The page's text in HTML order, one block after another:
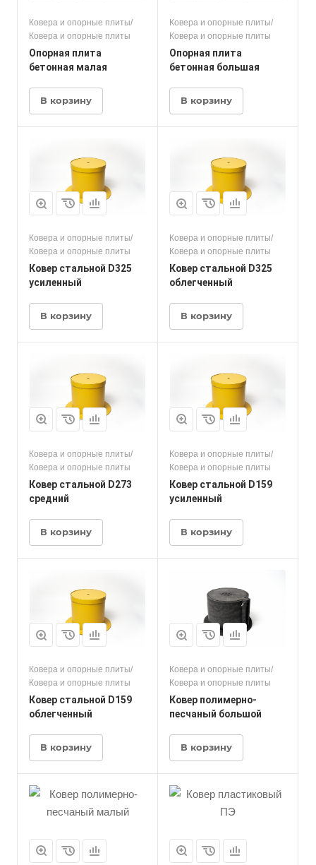
Ковера и опорные плиты/
Ковера и опорные плиты
Опорная плита
бетонная малая
В корзину
Ковера и опорные плиты/
Ковера и опорные плиты
Опорная плита
бетонная большая
В корзину
Ковера и опорные плиты/
Ковера и опорные плиты
Ковер стальной D325
усиленный
В корзину
Ковера и опорные плиты/
Ковера и опорные плиты
Ковер стальной D325
облегченный
В корзину
Ковера и опорные плиты/
Ковера и опорные плиты
Ковер стальной D273
средний
В корзину
Ковера и опорные плиты/
Ковера и опорные плиты
Ковер стальной D159
усиленный
В корзину
Ковера и опорные плиты/
Ковера и опорные плиты
Ковер стальной D159
облегченный
В корзину
Ковера и опорные плиты/
Ковера и опорные плиты
Ковер полимерно-
песчаный большой
В корзину